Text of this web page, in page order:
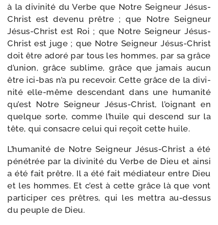
à la divi­ni­té du Verbe que Notre Seigneur Jésus-​
Christ est deve­nu prêtre ; que Notre Seigneur
Jésus-​Christ est Roi ; que Notre Seigneur Jésus-​
Christ est juge ; que Notre Seigneur Jésus-​Christ
doit être ado­ré par tous les hommes, par sa grâce
d’union, grâce sublime, grâce que jamais aucun
être ici-​bas n’a pu rece­voir. Cette grâce de la divi­
ni­té elle-​même des­cen­dant dans une huma­ni­té
qu’est Notre Seigneur Jésus-​Christ, l’oignant en
quelque sorte, comme l’huile qui des­cend sur la
tête, qui consacre celui qui reçoit cette huile.
L’humanité de Notre Seigneur Jésus-​Christ a été
péné­trée par la divi­ni­té du Verbe de Dieu et ain­si
a été fait prêtre. Il a été fait média­teur entre Dieu
et les hommes. Et c’est à cette grâce là que vont
par­ti­ci­per ces prêtres, qui les met­tra au-​dessus
du peuple de Dieu.